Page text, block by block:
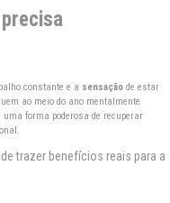
constante e a sensação de estar
ao meio do ano mentalmente
forma poderosa de recuperar
trazer benefícios reais para a